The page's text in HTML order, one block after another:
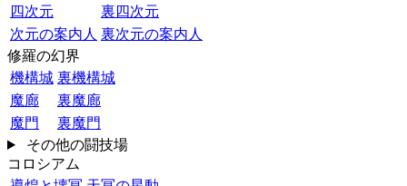
四次元
裏四次元
次元の案内人 裏次元の案内人
修羅の幻界
機構城 裏機構城
魔廊
裏魔廊
魔門
裏魔門
その他の闘技場
コロシアム